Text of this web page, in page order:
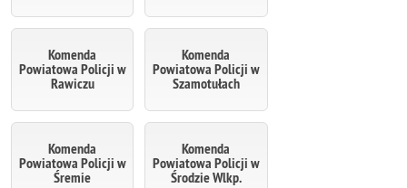
Komenda
Powiatowa Policji w
Rawiczu
Komenda
Powiatowa Policji w
Szamotułach
Komenda
Powiatowa Policji w
Śremie
Komenda
Powiatowa Policji w
Środzie Wlkp.